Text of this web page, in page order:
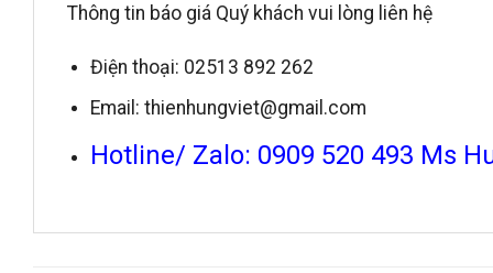
Thông tin báo giá Quý khách vui lòng liên hệ
Điện thoại: 02513 892 262
Email: thienhungviet@gmail.com
Hotline/ Zalo: 0909 520 493 Ms